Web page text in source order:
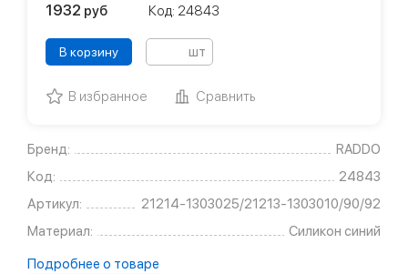
Бренд:
RADDO
Код:
24843
Артикул:
21214-1303025/21213-1303010/90/92
Материал:
Силикон синий
Подробнее о товаре
1932 руб Код: 24843
В корзину шт
В избранное Сравнить